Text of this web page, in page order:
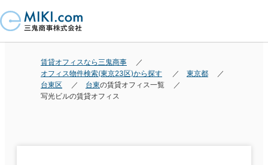
賃貸オフィスなら三鬼商事
オフィス物件検索(東京23区)から探す
東京都
台東区
台東の賃貸オフィス一覧
写光ビルの賃貸オフィス